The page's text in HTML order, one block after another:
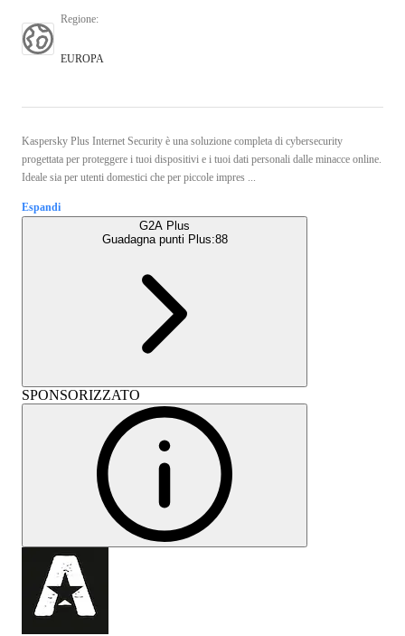
Regione:
EUROPA
Kaspersky Plus Internet Security è una soluzione completa di cybersecurity
progettata per proteggere i tuoi dispositivi e i tuoi dati personali dalle minacce online.
Ideale sia per utenti domestici che per piccole impres ...
Espandi
G2A Plus
Guadagna punti Plus:88
SPONSORIZZATO